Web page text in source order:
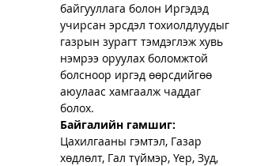
байгууллага болон Иргэдэд
учирсан эрсдэл тохиолдлуудыг
газрын зурагт тэмдэглэж хувь
нэмрээ оруулах боломжтой
болсноор иргэд өөрсдийгөө
аюулаас хамгаалж чаддаг
болох.
Байгалийн гамшиг:
Цахилгааны гэмтэл, Газар
хөдлөлт, Гал түймэр, Үер, Зуд,